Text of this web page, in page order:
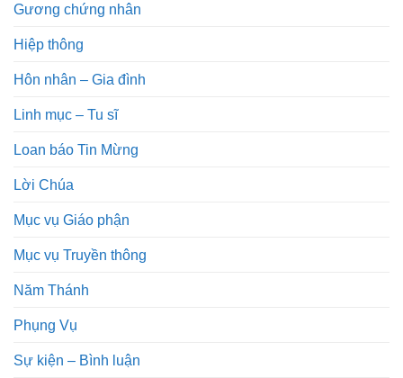
Gương chứng nhân
Hiệp thông
Hôn nhân – Gia đình
Linh mục – Tu sĩ
Loan báo Tin Mừng
Lời Chúa
Mục vụ Giáo phận
Mục vụ Truyền thông
Năm Thánh
Phụng Vụ
Sự kiện – Bình luận